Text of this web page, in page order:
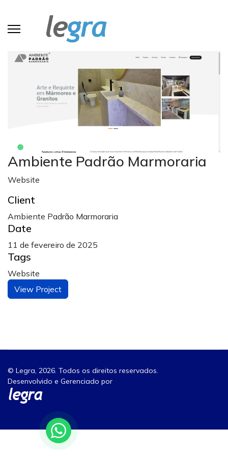
Ambiente Padrão Marmoraria
Website
Client
Ambiente Padrão Marmoraria
Date
11 de fevereiro de 2025
Tags
Website
View Project
© Legra, 2026. Todos os direitos reservados.
Desenvolvido e Gerenciado por